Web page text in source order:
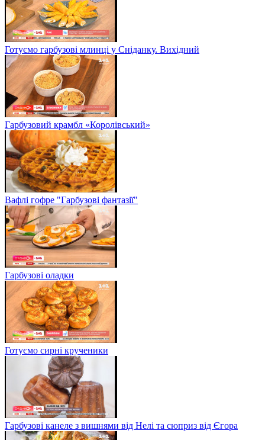
Готуємо гарбузові млинці у Сніданку. Вихідний
Гарбузовий крамбл «Королівський»
Вафлі гофре "Гарбузові фантазії"
Гарбузові оладки
Готуємо сирні крученики
Гарбузові канеле з вишнями від Нелі та сюприз від Єгора